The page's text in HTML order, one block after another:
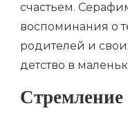
счастьем.
воспоминания о
родителей и
детство в